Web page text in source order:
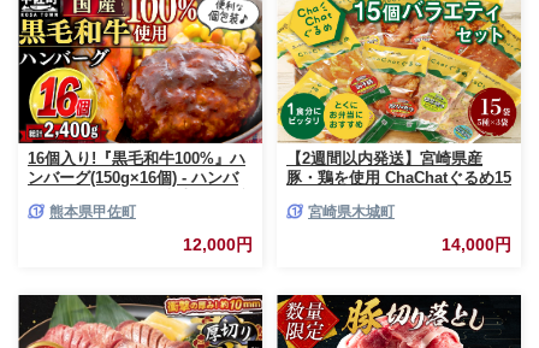
16個入り!『黒毛和牛100%』ハ
ンバーグ(150g×16個) - ハンバ
個包装 小分け 人気 牛肉100%
黒毛和牛 冷凍 国産 おすすめ ラ
ンキング 和牛 お取り寄せ 焼く
産牛 総菜 甲佐町【価格改定】X
熊本県甲佐町
12,000円
【2週間以内発送】宮崎県産
豚・鶏を使用 ChaChatぐるめ15
_K16_0040_4
宮崎県木城町
14,000円